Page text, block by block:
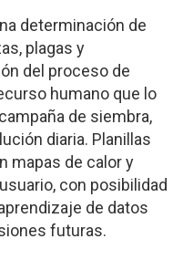
determinación de
plagas y
del proceso de
humano que lo
de siembra,
diaria. Planillas
mapas de calor y
con posibilidad
de datos
futuras.